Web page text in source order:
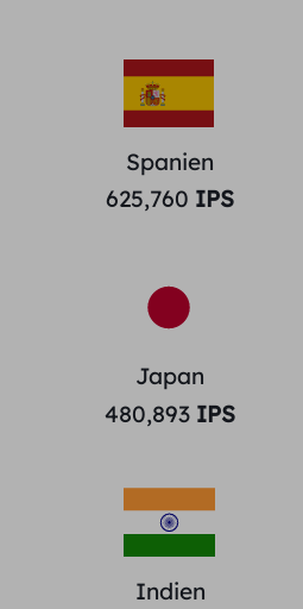
Spanien
625,760 IPS
Japan
480,893 IPS
Indien